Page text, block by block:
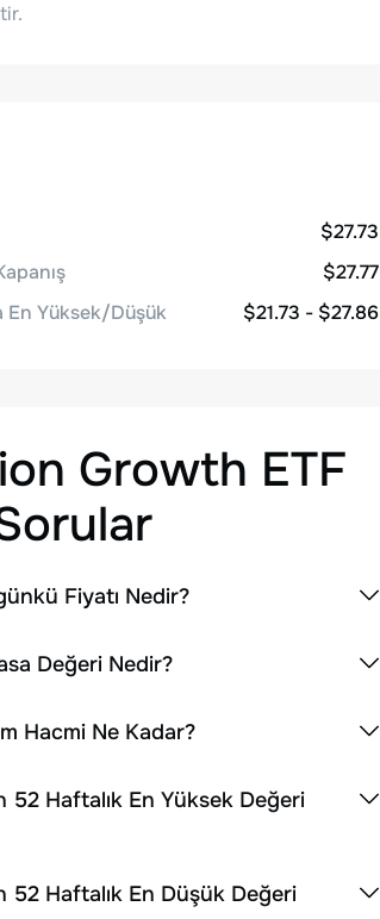
$27.73
$27.77
En Yüksek/Düşük
$21.73 - $27.86
Growth ETF
Fiyatı Nedir?
Değeri Nedir?
Hacmi Ne Kadar?
Haftalık En Yüksek Değeri
Haftalık En Düşük Değeri